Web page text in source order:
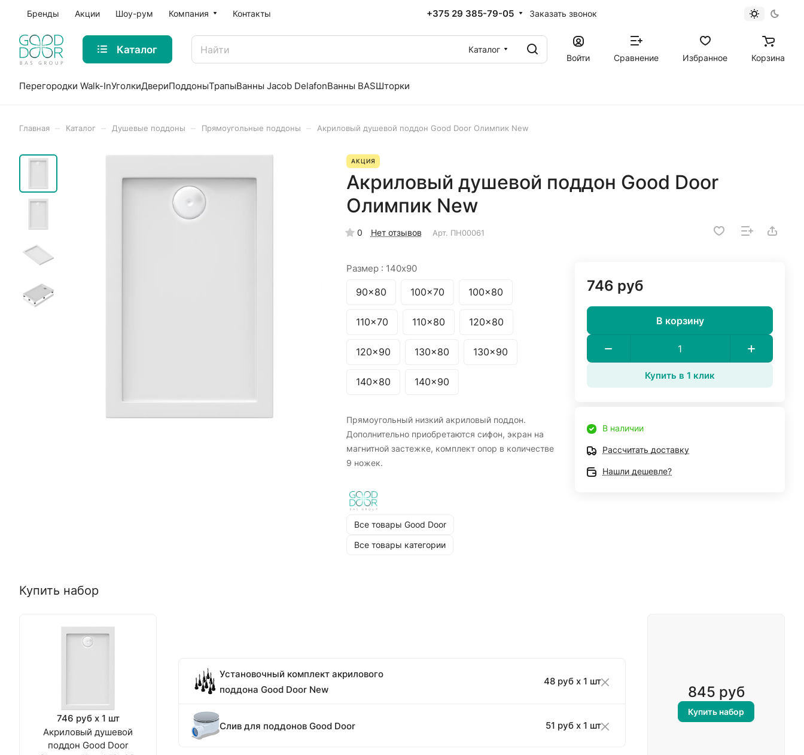
Бренды Акции Шоу-рум Компания Контакты +375 29 385-79-05 Заказать звонок
Каталог
Каталог
Войти
Сравнение Избранное Корзина
Перегородки Walk-InУголкиДвериПоддоныТрапыВанны Jacob DelafonВанны BASШторки
Главная Каталог Душевые поддоны Прямоугольные поддоны Акриловый душевой поддон Good Door Олимпик New
АКЦИЯ
Акриловый душевой поддон Good Door
Олимпик New
0 Нет отзывов Арт. ПН00061
Размер : 140x90
90x80 100x70 100x80
110x70 110x80 120x80
120x90 130x80 130x90
140x80 140x90
Прямоугольный низкий акриловый поддон.
Дополнительно приобретаются сифон, экран на
магнитной застежке, комплект опор в количестве
9 ножек.
Все товары Good Door
Все товары категории
746 руб
В корзину
Купить в 1 клик
В наличии
Рассчитать доставку
Нашли дешевле?
Купить набор
746 руб x 1 шт
Акриловый душевой
поддон Good Door
Установочный комплект акрилового
поддона Good Door New
48 руб x 1 шт
Слив для поддонов Good Door 51 руб x 1 шт
845 руб
Купить набор